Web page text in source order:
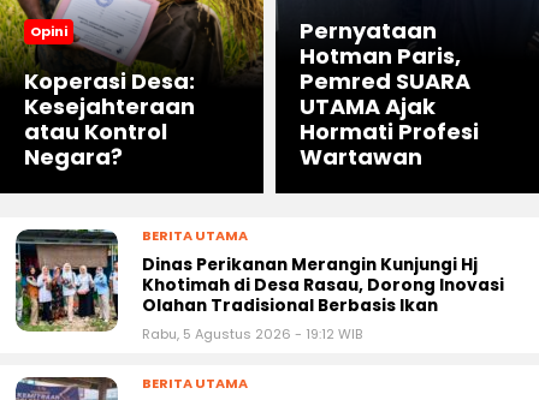
Opini
Koperasi Desa:
Kesejahteraan
atau Kontrol
Negara?
Pernyataan
Hotman Paris,
Pemred SUARA
UTAMA Ajak
Hormati Profesi
Wartawan
BERITA UTAMA
Dinas Perikanan Merangin Kunjungi Hj
Khotimah di Desa Rasau, Dorong Inovasi
Olahan Tradisional Berbasis Ikan
Rabu, 5 Agustus 2026 - 19:12 WIB
BERITA UTAMA